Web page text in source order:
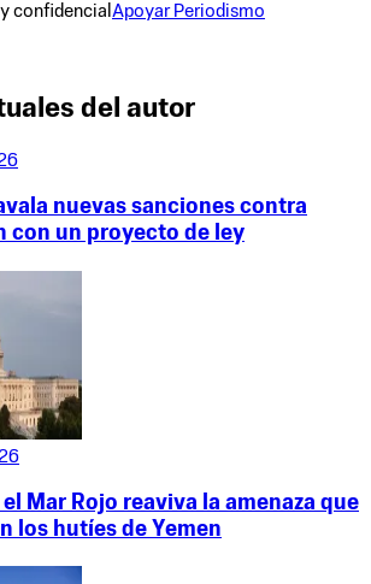
confidencial Apoyar Periodismo
del autor
nuevas sanciones contra
con un proyecto de ley
Mar Rojo reaviva la amenaza que
los hutíes de Yemen